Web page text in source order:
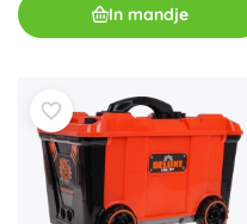
In mandje